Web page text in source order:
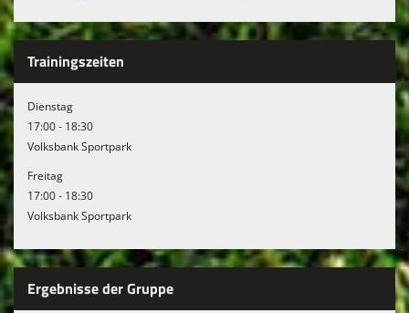
Trainingszeiten
Dienstag
17:00 - 18:30
Volksbank Sportpark
Freitag
17:00 - 18:30
Volksbank Sportpark
Ergebnisse der Gruppe